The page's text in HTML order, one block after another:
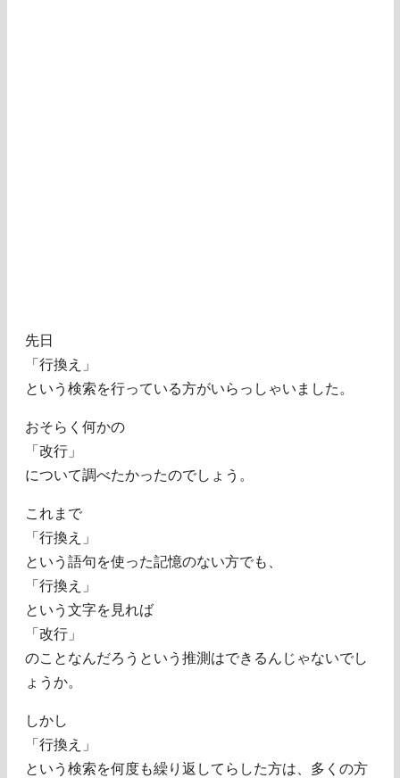
先日
「行換え」
という検索を行っている方がいらっしゃいました。
おそらく何かの
「改行」
について調べたかったのでしょう。
これまで
「行換え」
という語句を使った記憶のない方でも、
「行換え」
という文字を見れば
「改行」
のことなんだろうという推測はできるんじゃないでし
ょうか。
しかし
「行換え」
という検索を何度も繰り返してらした方は、多くの方